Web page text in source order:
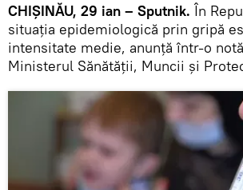
CHIȘINĂU, 29 ian – Sputnik. În
situația epidemiologică prin gripă
intensitate medie, anunță într-o
Ministerul Sănătății, Muncii și